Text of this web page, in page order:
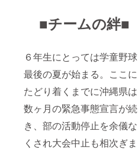
■チームの絆■
６年生にとっては学童野球
最後の夏が始まる。ここに
たどり着くまでに沖縄県は
数ヶ月の緊急事態宣言が続
き、部の活動停止を余儀な
くされ大会中止も相次ぎま